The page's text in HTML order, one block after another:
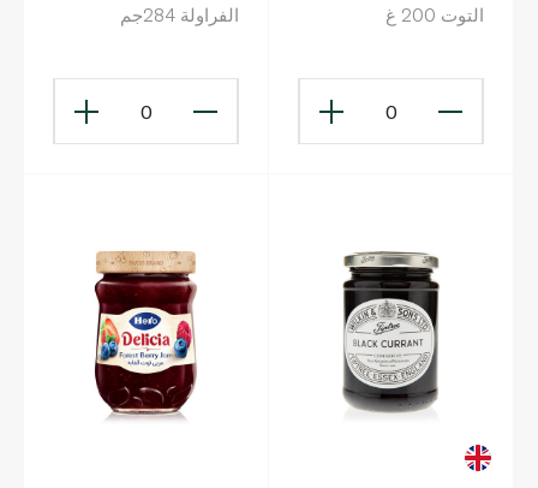
التوت 200 غ
0
الفراولة 284جم
0